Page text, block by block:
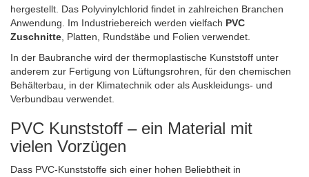
hergestellt. Das Polyvinylchlorid findet in zahlreichen Branchen
Anwendung. Im Industriebereich werden vielfach PVC
Zuschnitte , Platten, Rundstäbe und Folien verwendet.
In der Baubranche wird der thermoplastische Kunststoff unter
anderem zur Fertigung von Lüftungsrohren, für den chemischen
Behälterbau, in der Klimatechnik oder als Auskleidungs- und
Verbundbau verwendet.
PVC Kunststoff – ein Material mit
vielen Vorzügen
Dass PVC-Kunststoffe sich einer hohen Beliebtheit in